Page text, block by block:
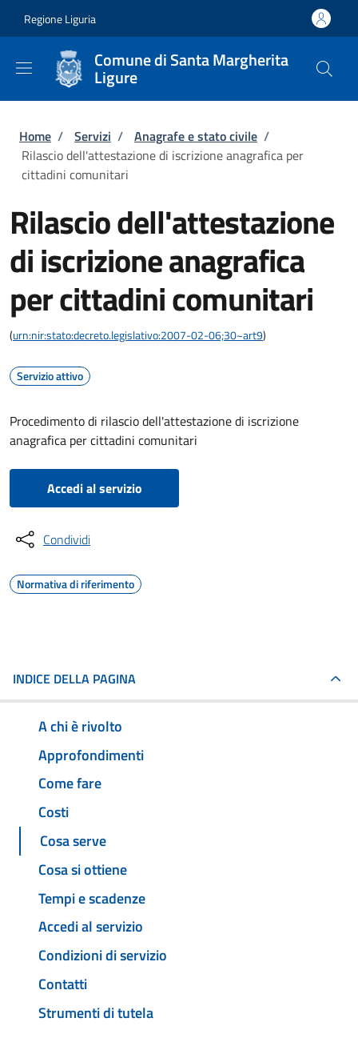
Regione Liguria
Comune di Santa Margherita
Ligure
Briciole di pane
Home / Servizi / Anagrafe e stato civile /
Rilascio dell'attestazione di iscrizione anagrafica per
cittadini comunitari
Rilascio dell'attestazione
di iscrizione anagrafica
per cittadini comunitari
(urn:nir:stato:decreto.legislativo:2007-02-06;30~art9)
Servizio attivo
Procedimento di rilascio dell'attestazione di iscrizione
anagrafica per cittadini comunitari
Accedi al servizio
Condividi
Normativa di riferimento
INDICE DELLA PAGINA
A chi è rivolto
Approfondimenti
Come fare
Costi
Cosa serve
Cosa si ottiene
Tempi e scadenze
Accedi al servizio
Condizioni di servizio
Contatti
Strumenti di tutela